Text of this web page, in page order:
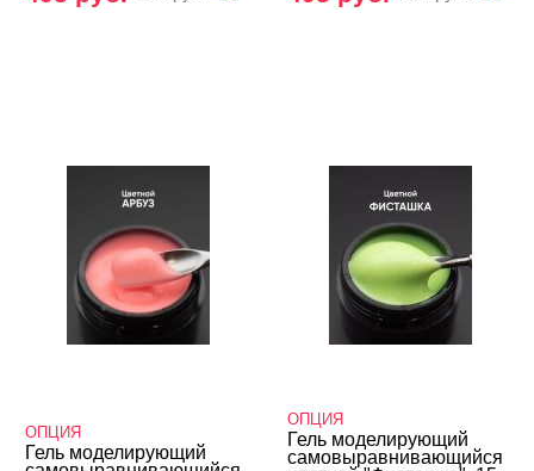
Трехфазная
ВИДЫ ГЕЛЕЙ Cвернуть
Акригель
ОПЦИЯ
Гель моделирующий
ОПЦИЯ
Гель моделирующий
самовыравнивающийся